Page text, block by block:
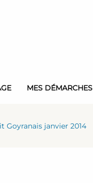
MES DÉMARCHES
Goyranais janvier 2014